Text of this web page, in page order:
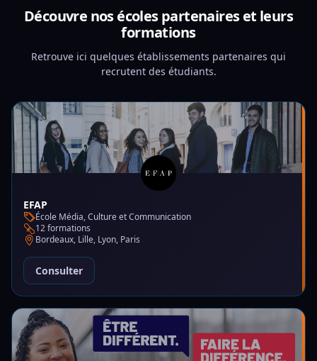
Découvre nos écoles partenaires et leurs
formations
Retrouve ici quelques établissements partenaires qui
recrutent des étudiants.
EFAP
École Média, Culture et Communication
12 formations
Bordeaux, Lille, Lyon, Paris
Consulter